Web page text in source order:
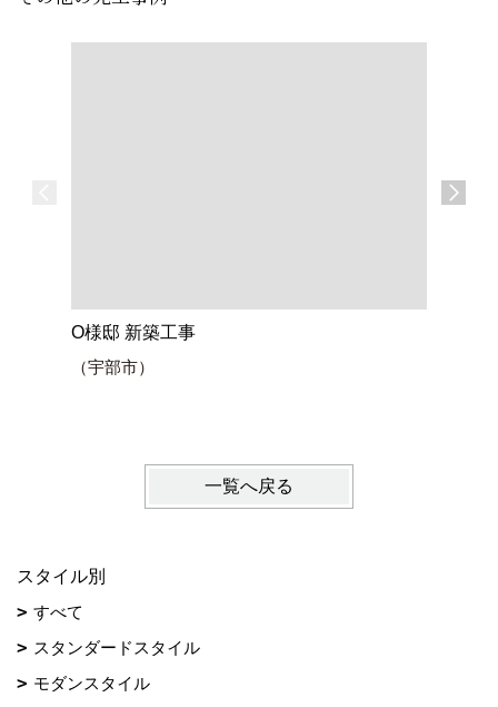
O様邸 新築工事
（宇部市）
一覧へ戻る
スタイル別
すべて
スタンダードスタイル
モダンスタイル